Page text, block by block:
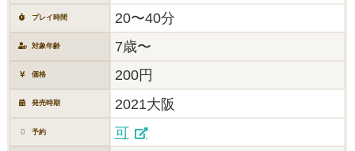
プレイ時間 20〜40分
対象年齢 7歳〜
価格 200円
発売時期 2021大阪
予約 可